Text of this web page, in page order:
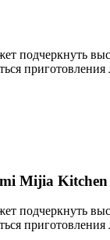
подчеркнуть
Mijia Kitchen
подчеркнуть